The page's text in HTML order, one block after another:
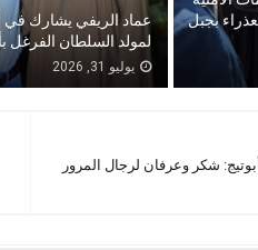
بجبل
عماد الريفي يشارك في
لمولد السلطان الفرغل
يوليو 31, 2026
شكر وعرفان لرجال المرور